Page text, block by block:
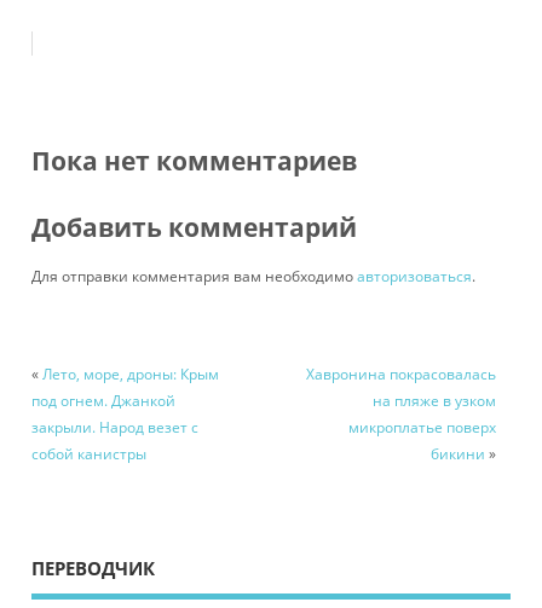
Пока нет комментариев
Добавить комментарий
Для отправки комментария вам необходимоавторизоваться.
«Лето, море, дроны: Крым
под огнем. Джанкой
закрыли. Народ везет с
собой канистры
Хавронина покрасовалась
на пляже в узком
микроплатье поверх
бикини »
ПЕРЕВОДЧИК